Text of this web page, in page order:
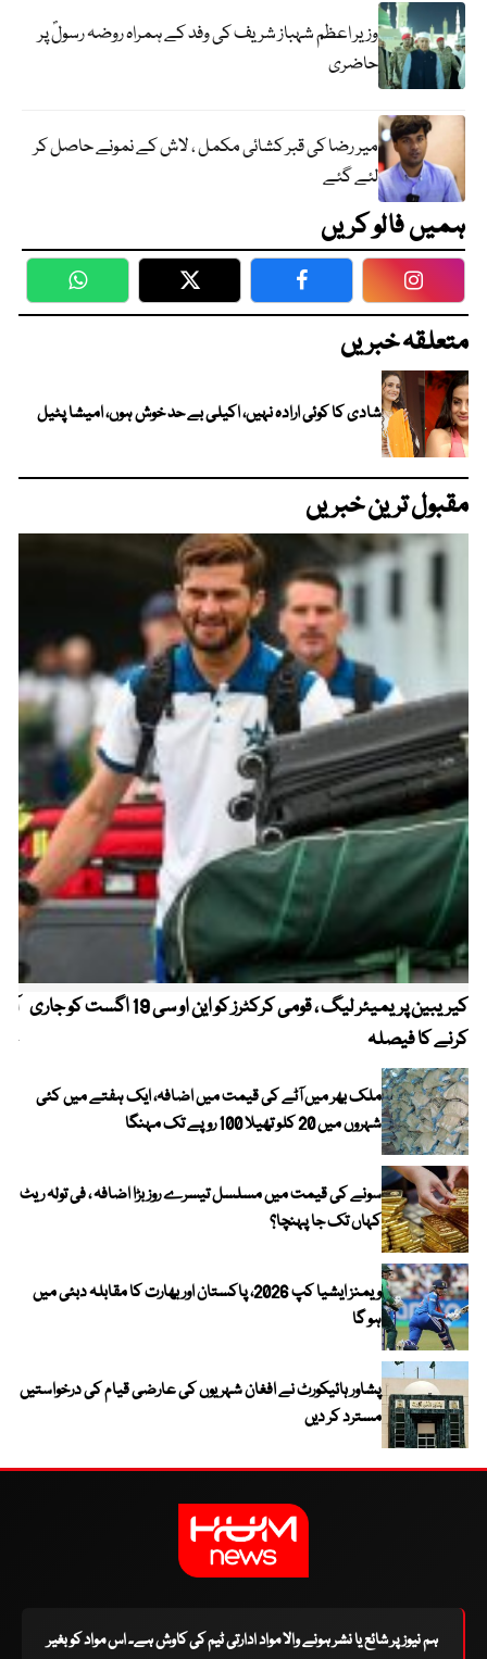
وزیر اعظم شہباز شریف کی وفد کے ہمراہ روضہ رسولؐ پر
حاضری
میر رضا کی قبر کشائی مکمل ، لاش کے نمونے حاصل کر
لئے گئے
ہمیں فالو کریں
WhatsApp Twitter Facebook
متعلقہ خبریں
شادی کا کوئی ارادہ نہیں، اکیلی بے حد خوش ہوں، امیشا پٹیل
مقبول ترین خبریں
کیریبین پریمیئر لیگ ، قومی کرکٹرز کو این او سی 19 اگست کو جاری
کرنے کا فیصلہ
ملک بھر میں آٹے کی قیمت میں اضافہ، ایک ہفتے میں کئی
شہروں میں 20 کلو تھیلا 100 روپے تک مہنگا
سونے کی قیمت میں مسلسل تیسرے روز بڑا اضافہ ، فی تولہ ریٹ
کہاں تک جا پہنچا؟
ویمنز ایشیا کپ 2026، پاکستان اور بھارت کا مقابلہ دبئی میں
ہو گا
پشاور ہائیکورٹ نے افغان شہریوں کی عارضی قیام کی درخواستیں
مسترد کر دیں
ہم نیوز پر شائع یا نشر ہونے والا مواد ادارتی ٹیم کی کاوش ہے۔ اس مواد کو بغیر